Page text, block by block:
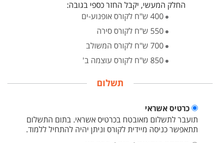
החלק המעשי, יקבל החזר כספי בגובה:
400 ש"ח לקורס אופנוע-ים
550 ש"ח לקורס סירה
700 ש"ח לקורס המשולב
850 ש"ח לקורס עוצמה ב'
תשלום
כרטיס אשראי
תועבר לתשלום מאובטח בכרטיס אשראי. בתום התשלום
תתאפשר כניסה מיידית לקורס וניתן יהיה להתחיל ללמוד.